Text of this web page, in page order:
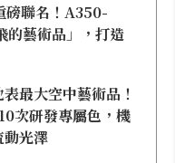
磅聯名！A350-
的藝術品」，打造
最大空中藝術品！
次研發專屬色，機
動光澤